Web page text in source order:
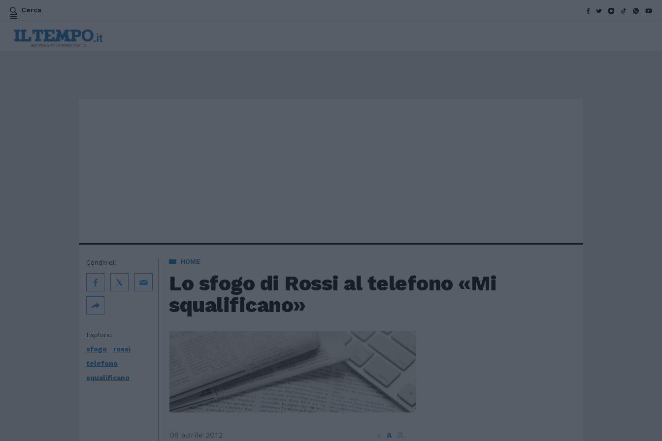
Cerca
HOME
Lo sfogo di Rossi al telefono «Mi
squalificano»
Esplora:
sfogo
rossi
telefono
squalificano
Condividi:
08 aprile 2012 a